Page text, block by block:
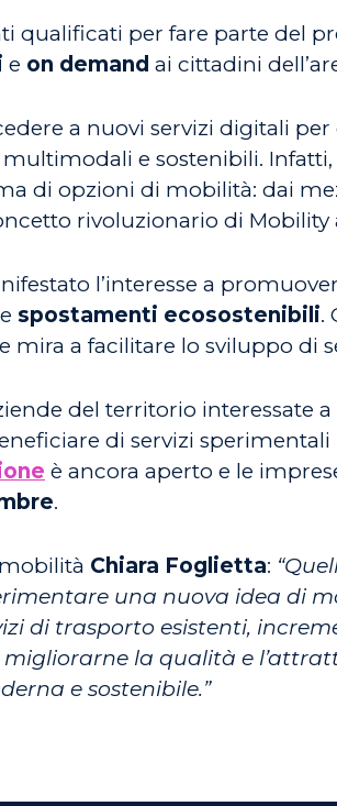
qualificati per fare parte del
e on demand ai cittadini
a nuovi servizi digitali
e sostenibili.
di opzioni di mobilità: dai
rivoluzionario di Mobility
l’interesse a
spostamenti ecosostenibili.
a facilitare lo sviluppo di
del territorio interessate
di servizi
è ancora aperto e le
.
Chiara Foglietta:
una nuova idea di
di trasporto esistenti,
la qualità e
e sostenibile.”